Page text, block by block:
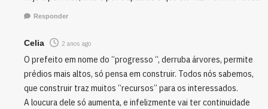
Responder
Celia 2 anos ago
O prefeito em nome do “progresso “, derruba árvores, permite
prédios mais altos, só pensa em construir. Todos nós sabemos,
que construir traz muitos “recursos” para os interessados.
A loucura dele só aumenta, e infelizmente vai ter continuidade